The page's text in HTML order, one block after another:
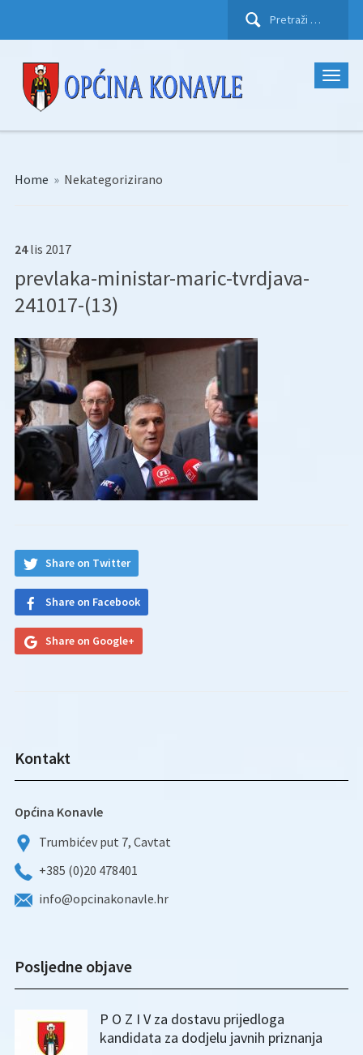
Pretraži:
Home » Nekategorizirano
24 lis 2017
prevlaka-ministar-maric-tvrdjava-
241017-(13)
Share on Twitter
Share on Facebook
Share on Google+
Kontakt
Općina Konavle
Trumbićev put 7, Cavtat
+385 (0)20 478401
info@opcinakonavle.hr
Posljedne objave
P O Z I V za dostavu prijedloga
kandidata za dodjelu javnih priznanja